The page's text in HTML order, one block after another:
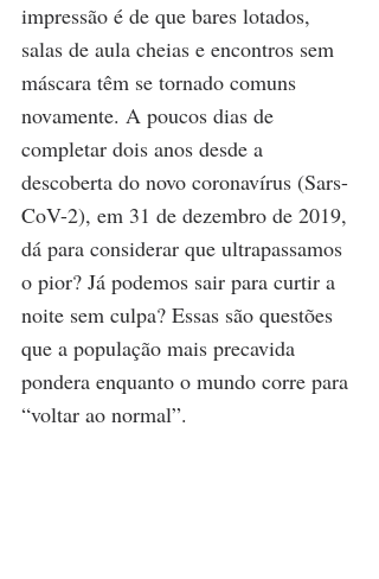
impressão é de que bares lotados,
salas de aula cheias e encontros sem
máscara têm se tornado comuns
novamente. A poucos dias de
completar dois anos desde a
descoberta do novo coronavírus (Sars-
CoV-2), em 31 de dezembro de 2019,
dá para considerar que ultrapassamos
o pior? Já podemos sair para curtir a
noite sem culpa? Essas são questões
que a população mais precavida
pondera enquanto o mundo corre para
“voltar ao normal”.